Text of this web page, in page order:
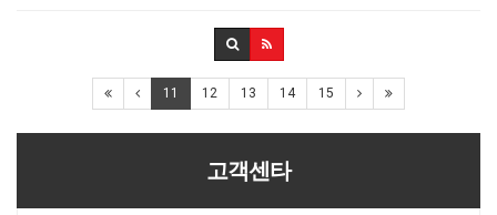
11 12 13 14 15
고객센타